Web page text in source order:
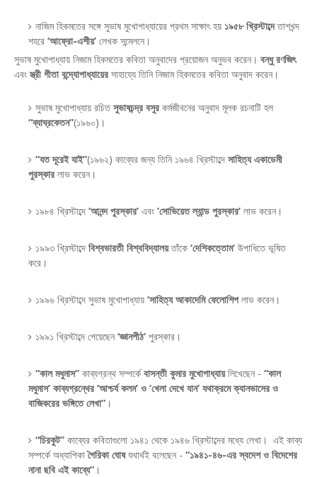
নাজিম হিকমতের সঙ্গে সুভাষ মুখোপাধ্যায়ের প্রথম সাক্ষাৎ হয় ১৯৫৮ খ্রিস্টাব্দেতাশখন্দ
শহরে ‘আফ্রো-এশীয়’ লেখক সন্মেলনে।
সুভাষ মুখোপাধ্যায় নিজাম হিকমতের কবিতা অনুবাদের প্রয়োজন অনুভব করেন। বন্ধু রণজিৎ
এবংস্ত্রী গীতা বন্দ্যোপাধ্যায়ের সাহায্যে তিনি নিজাম হিকমতের কবিতা অনুবাদ করেন।
সুভাষ মুখোপাধ্যায় রচিতসুভাষচন্দ্র বসুর কর্মজীবনের অনুবাদ মূলক রচনাটি হল
“ব্যাঘ্রকেতন”(১৯৬০)।
“যত দূরেই যাই”(১৯৬২) কাব্যের জন্য তিনি ১৯৬৪ খ্রিস্টাব্দে সাহিত্য একাডেমী
পুরস্কার লাভ করেন।
১৯৮৪ খ্রিস্টাব্দে ‘আনন্দ পুরস্কার’ এবং ‘সোভিয়েত ল্যান্ড পুরস্কার’ লাভ করেন।
১৯৯৩ খ্রিস্টাব্দে বিশ্বভারতী বিশ্ববিদ্যালয়তাঁকে ‘দেশিকত্তোম’ উপাধিতে ভূষিত
করে।
১৯৯৬ খ্রিস্টাব্দে সুভাষ মুখোপাধ্যায় ‘সাহিত্য আকাদেমি ফেলোশিপলাভ করেন।
১৯৯১ খ্রিস্টাব্দে পেয়েছেন‘জ্ঞানপীঠ’ পুরস্কার।
“কাল মধুমাস” কাব্যগ্রন্থ সম্পর্কেবাসন্তী কুমার মুখোপাধ্যায়লিখেছেন - “কাল
মধুমাস’ কাব্যগ্রন্থের ‘আশ্চর্য কলম’ ও ‘খেলা দেখে যান’ যথাক্রমে ক্যানভাসের ও
বাজিকরের ভঙ্গিতে লেখা” ।
“চিরকুট” কাব্যের কবিতাগুলো ১৯৪১ থেকে ১৯৪৬ খ্রিস্টাব্দের মধ্যে লেখা। এই কাব্য
সম্পর্কে অধ্যাপিকাগৈরিকা ঘোষযথার্থই বলেছেন - “১৯৪১-৪৬-এর স্বদেশ ও বিদেশের
নানা ছবি এই কাব্যে” ।